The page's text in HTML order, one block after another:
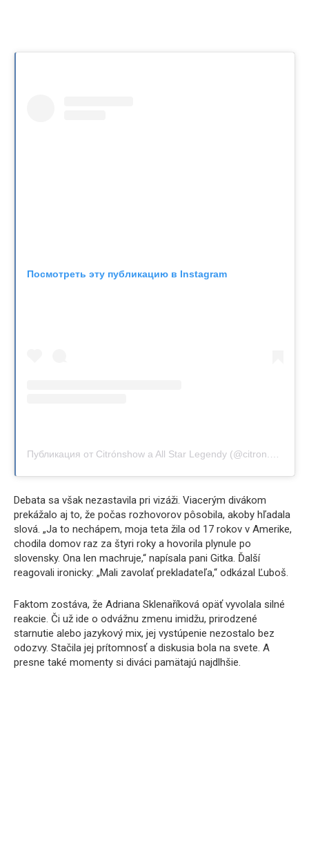
Посмотреть эту публикацию в Instagram
Debata sa však nezastavila pri vizáži. Viacerým divákom
prekážalo aj to, že počas rozhovorov pôsobila, akoby hľadala
slová. „Ja to nechápem, moja teta žila od 17 rokov v Amerike,
chodila domov raz za štyri roky a hovorila plynule po
slovensky. Ona len machruje,“ napísala pani Gitka. Ďalší
reagovali ironicky: „Mali zavolať prekladateľa,“ odkázal Ľuboš.
Faktom zostáva, že Adriana Sklenaříková opäť vyvolala silné
reakcie. Či už ide o odvážnu zmenu imidžu, prirodzené
starnutie alebo jazykový mix, jej vystúpenie nezostalo bez
odozvy. Stačila jej prítomnosť a diskusia bola na svete. A
presne také momenty si diváci pamätajú najdlhšie.